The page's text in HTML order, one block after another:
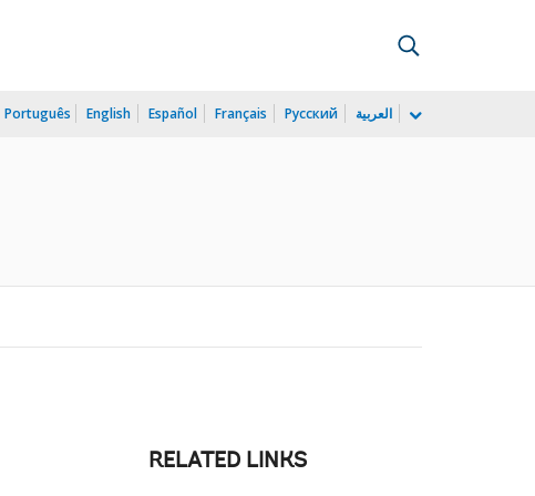
Português English Español Français Русский العربية
RELATED LINKS